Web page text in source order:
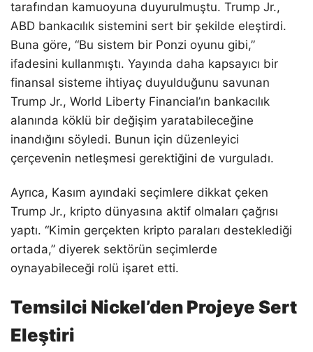
tarafından kamuoyuna duyurulmuştu. Trump Jr.,
ABD bankacılık sistemini sert bir şekilde eleştirdi.
Buna göre, “Bu sistem bir Ponzi oyunu gibi,”
ifadesini kullanmıştı. Yayında daha kapsayıcı bir
finansal sisteme ihtiyaç duyulduğunu savunan
Trump Jr., World Liberty Financial’ın bankacılık
alanında köklü bir değişim yaratabileceğine
inandığını söyledi. Bunun için düzenleyici
çerçevenin netleşmesi gerektiğini de vurguladı.
Ayrıca, Kasım ayındaki seçimlere dikkat çeken
Trump Jr., kripto dünyasına aktif olmaları çağrısı
yaptı. “Kimin gerçekten kripto paraları desteklediği
ortada,” diyerek sektörün seçimlerde
oynayabileceği rolü işaret etti.
Temsilci Nickel’den Projeye Sert
Eleştiri